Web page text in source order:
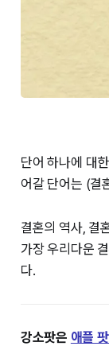
단어 하나에 대
어갈 단어는 (결
결혼의 역사, 결
가장 우리다운
다.
강소팟은 애플